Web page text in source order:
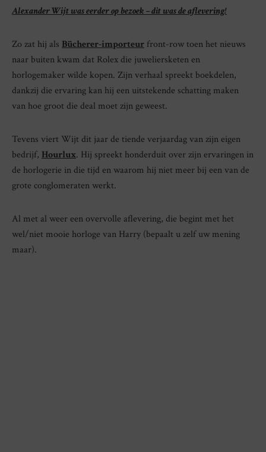
Alexander Wijt was eerder op bezoek – dit was de aflevering!
Zo zat hij als Bücherer-importeur front-row toen het nieuws
naar buiten kwam dat Rolex die juweliersketen en
horlogemaker wilde kopen. Zijn verhaal spreekt boekdelen,
dankzij die ervaring kan hij een uitstekende schatting maken
van hoe groot die deal moet zijn geweest.
Tevens viert Wijt dit jaar de tiende verjaardag van zijn eigen
bedrijf, Hourlux. Hij spreekt honderduit over zijn ervaringen in
de horlogerie in die tijd en waarom hij niet meer bij een van de
grote conglomeraten werkt.
Al met al weer een overvolle aflevering, die begint met het
wel/niet mooie horloge van Harry (bepaalt u zelf uw mening
maar).